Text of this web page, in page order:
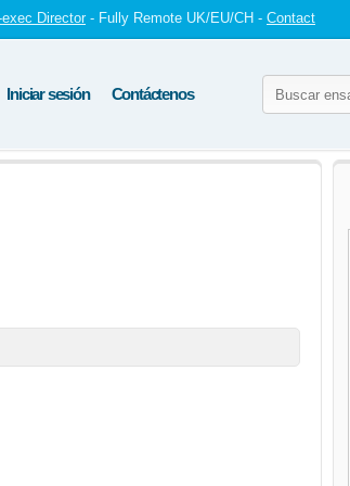
exec Director - Fully Remote UK/EU/CH - Contact
Iniciar sesión Contáctenos